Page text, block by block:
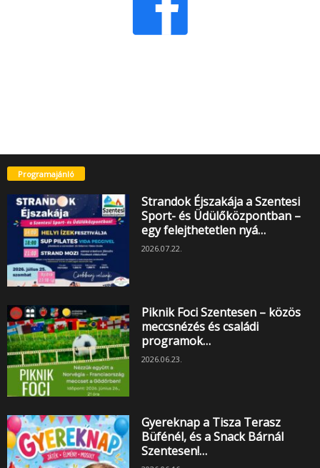
Programajánló
Strandok Éjszakája a Szentesi
Sport- és Üdülőközpontban –
egy felejthetetlen nyá…
2026.07.22.
Piknik Foci Szentesen – közös
meccsnézés és családi
programok…
2026.06.23.
Gyereknap a Tisza Terasz
Büfénél, és a Snack Bárnál
Szentesen!…